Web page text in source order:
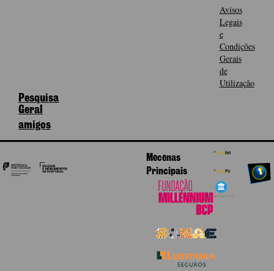
Avisos
Legais
e
Condições
Gerais
de
Utilização
Pesquisa
Geral
amigos
Mecenas
Principais